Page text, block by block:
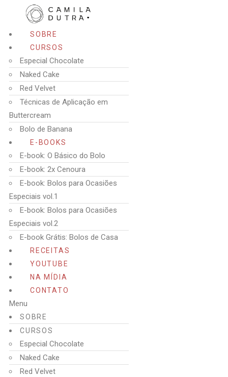
SOBRE
CURSOS
Especial Chocolate
Naked Cake
Red Velvet
Técnicas de Aplicação em
Buttercream
Bolo de Banana
E-BOOKS
E-book: O Básico do Bolo
E-book: 2x Cenoura
E-book: Bolos para Ocasiões
Especiais vol.1
E-book: Bolos para Ocasiões
Especiais vol.2
E-book Grátis: Bolos de Casa
RECEITAS
YOUTUBE
NA MÍDIA
CONTATO
Menu
SOBRE
CURSOS
Especial Chocolate
Naked Cake
Red Velvet